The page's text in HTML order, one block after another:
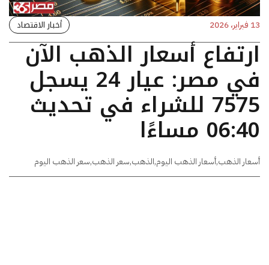
13 فبراير، 2026 أخبار الاقتصاد
ارتفاع أسعار الذهب الآن
في مصر: عيار 24 يسجل
7575 للشراء في تحديث
06:40 مساءًا
أسعار الذهب,أسعار الذهب اليوم,الذهب,سعر الذهب,سعر الذهب اليوم